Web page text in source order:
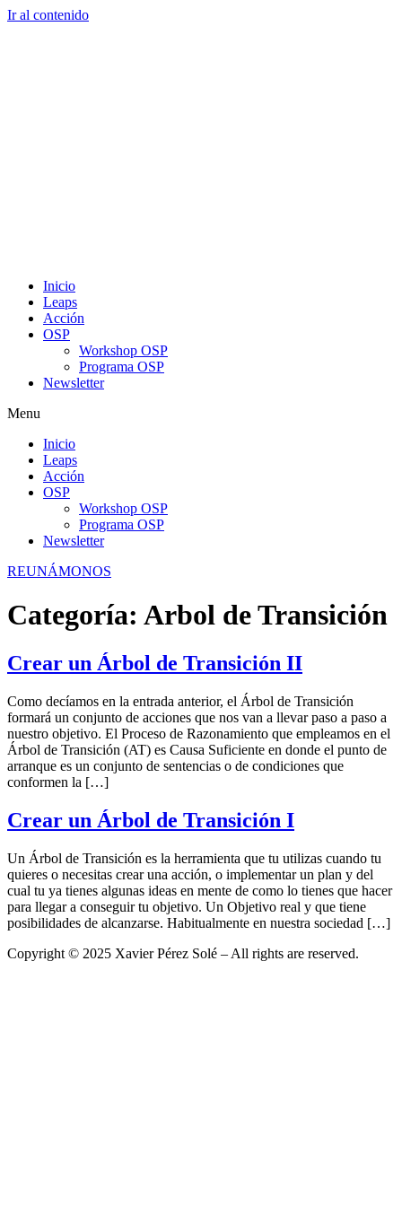
Ir al contenido
Inicio
Leaps
Acción
OSP
Workshop OSP
Programa OSP
Newsletter
Menu
Inicio
Leaps
Acción
OSP
Workshop OSP
Programa OSP
Newsletter
REUNÁMONOS
Categoría: Arbol de Transición
Crear un Árbol de Transición II
Como decíamos en la entrada anterior, el Árbol de Transición
formará un conjunto de acciones que nos van a llevar paso a paso a
nuestro objetivo. El Proceso de Razonamiento que empleamos en el
Árbol de Transición (AT) es Causa Suficiente en donde el punto de
arranque es un conjunto de sentencias o de condiciones que
conformen la […]
Crear un Árbol de Transición I
Un Árbol de Transición es la herramienta que tu utilizas cuando tu
quieres o necesitas crear una acción, o implementar un plan y del
cual tu ya tienes algunas ideas en mente de como lo tienes que hacer
para llegar a conseguir tu objetivo. Un Objetivo real y que tiene
posibilidades de alcanzarse. Habitualmente en nuestra sociedad […]
Copyright © 2025 Xavier Pérez Solé – All rights are reserved.